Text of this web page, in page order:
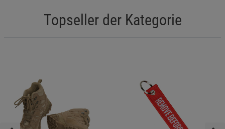
Topseller der Kategorie